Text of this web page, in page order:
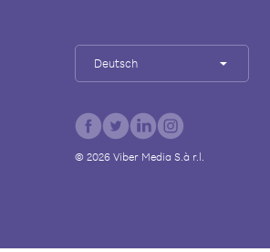
Deutsch
© 2026Viber Media S.à r.l.